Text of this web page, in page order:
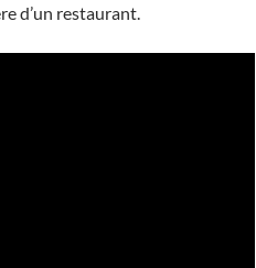
d’un restaurant.